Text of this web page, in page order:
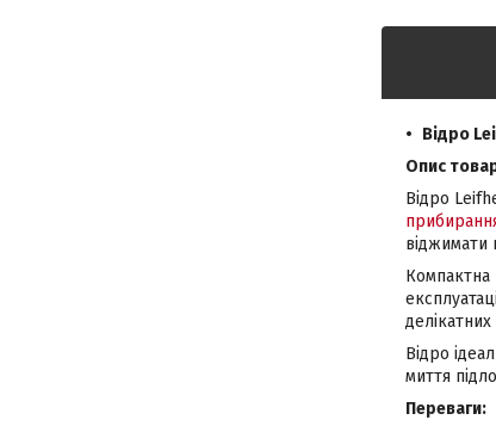
Відро
Опис
Відро
віджимати
Компактна
Відро
миття
Переваги: